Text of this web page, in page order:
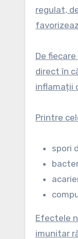
regulat,
De
direct în
inflamații
Printre
spori
Efectele
imunitar